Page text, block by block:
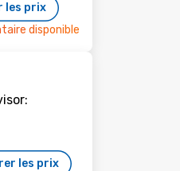
les prix
disponible
les prix